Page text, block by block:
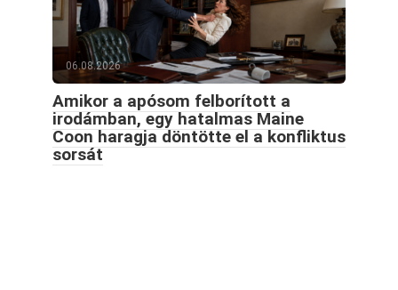
06.08.2026
Amikor a apósom felborított a
irodámban, egy hatalmas Maine
Coon haragja döntötte el a konfliktus
sorsát